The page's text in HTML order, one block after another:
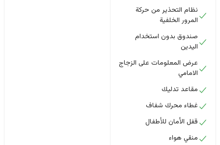
نظام التحذير من حركة
المرور الخلفية
صندوق بدون استخدام
اليدين
عرض المعلومات على الزجاج
الامامي
مقاعد تدليك
غطاء محرك شفاف
قفل الأمان للأطفال
منقي هواء